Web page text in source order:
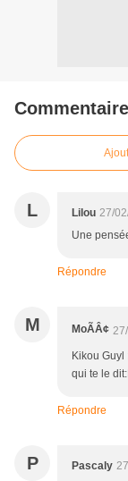
L Lilou 27/
Une
Répondre
M MoÃÂ¢
Kikou
qui te le
Répondre
P Pascaly